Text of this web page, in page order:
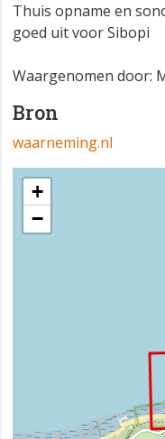
Thuis opname en
goed uit voor Sibopi
Waargenomen door:
Bron
waarneming.nl
+
−